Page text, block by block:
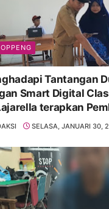
Tantangan
Smart Digital
terapkan
DeviceSELASA, JANUARI 30,